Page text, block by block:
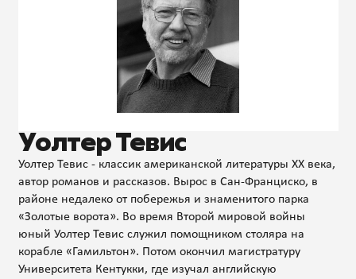
Уолтер Тевис
Уолтер Тевис - классик американской литературы XX века,
автор романов и рассказов. Вырос в Сан‑Франциско, в
районе недалеко от побережья и знаменитого парка
«Золотые ворота». Во время Второй мировой войны
юный Уолтер Тевис служил помощником столяра на
корабле «Гамильтон». Потом окончил магистратуру
Университета Кентукки, где изучал английскую